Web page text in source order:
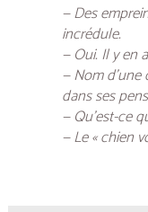
— Des
incrédule.
— Oui. Il y en
— Nom
dans ses
— Qu’est-ce
— Le « chien